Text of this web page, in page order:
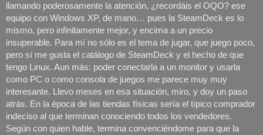
llamando poderosamente la atención, ¿recordáis el OQO? ese
equipo con Windows XP, de mano… pues la SteamDeck es lo
mismo, pero infinitamente mejor, y encima a un precio
insuperable. Para mí no sólo es el tema de jugar, que juego poco,
pero sí me gusta el catálogo de SteamDeck y el hecho de que
tengo Linux. Aun más: poder conectarla a un monitor y usarla
como PC o como consola de juegos me parece muy muy
interesante. Llevo meses en esa situación, miro, y doy un paso
atrás. En la época de las tiendas físicas sería el típico comprador
indeciso al que terminan conociendo todos los vendedores.
Según con quien hable, termina convenciéndome para que la